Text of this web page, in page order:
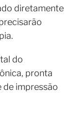
diretamente
do
pronta
de impressão